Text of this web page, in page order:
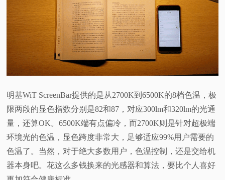
明基WiT ScreenBar提供的是从2700K到6500K的8档色温，极
限两段的显色指数分别是82和87，对应300lm和320lm的光通
量，还算OK。6500K端有点偏冷，而2700K则是针对超极端
环境光的色温，显色跨度非常大，足够适应99%用户需要的
色温了。当然，对于绝大多数用户，色温控制，还是交给机
器本身吧。花这么多钱换来的光感器和算法，要比个人喜好